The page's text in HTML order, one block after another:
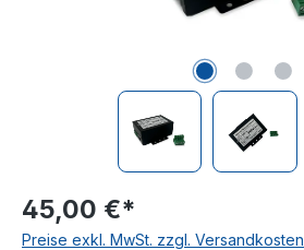
45,00 €*
Preise exkl. MwSt. zzgl. Versandkosten